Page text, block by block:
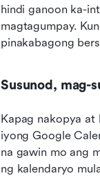
hindi ganoon ka-
magtagumpay.
pinakabagong
Susunod, mag-
Kapag nakopya at
iyong Google
na gawin mo ang
ng kalendaryo